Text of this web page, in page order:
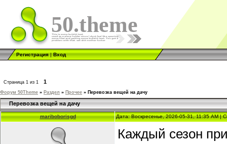
50.theme
Регистрация|Вход
Страница 1 из 1 1
Форум 50Theme » Раздел » Прочее » Перевозка вещей на дачу
Перевозка вещей на дачу
mariboborisgd Дата: Воскресенье, 2026-05-31, 11:35 AM |
Каждый сезон